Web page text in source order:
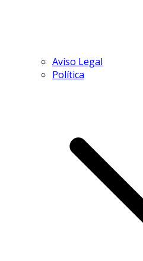
Aviso Legal
Política